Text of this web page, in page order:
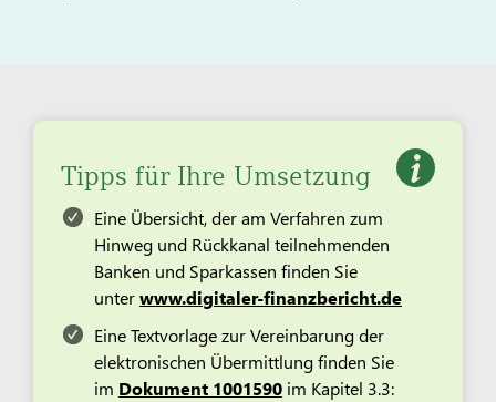
Tipps für Ihre Umsetzung
Eine Übersicht, der am Verfahren zum
Hinweg und Rückkanal teilnehmenden
Banken und Sparkassen finden Sie
unterwww.digitaler-finanzbericht.de
Eine Textvorlage zur Vereinbarung der
elektronischen Übermittlung finden Sie
im Dokument 1001590 im Kapitel 3.3: